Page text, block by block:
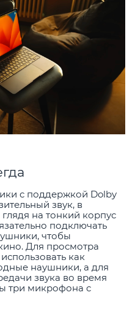
c поддержкой Dolby
звук, в
на тонкий корпус
подключать
чтобы
Для просмотра
как
наушники, а для
звука во время
три микрофона с